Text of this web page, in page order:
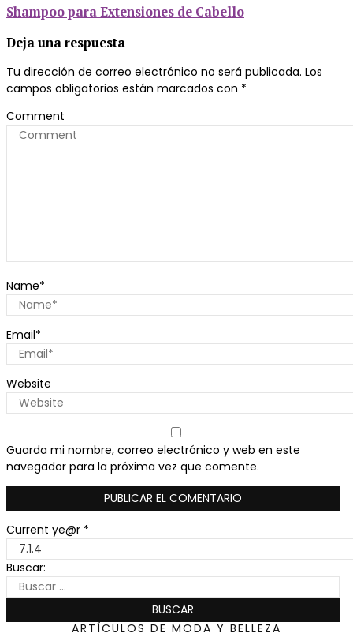
Shampoo para Extensiones de Cabello
Deja una respuesta
Tu dirección de correo electrónico no será publicada. Los
campos obligatorios están marcados con *
Comment
Name*
Email*
Website
Guarda mi nombre, correo electrónico y web en este
navegador para la próxima vez que comente.
Current ye@r *
Buscar:
ARTÍCULOS DE MODA Y BELLEZA